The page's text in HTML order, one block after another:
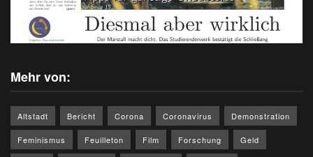
Mehr von:
Altstadt Bericht Corona Coronavirus Demonstration
Feminismus Feuilleton Film Forschung Geld